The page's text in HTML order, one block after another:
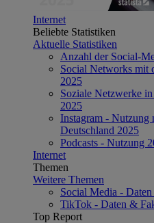
Internet
Beliebte Statistiken
Aktuelle Statistiken
Anzahl der Social-
Social Networks mit
2025
Soziale Netzwerke
2025
Instagram - Nutzung
Deutschland 2025
Podcasts - Nutzung
Internet
Themen
Weitere Themen
Social Media -
TikTok - Daten &
Top Report